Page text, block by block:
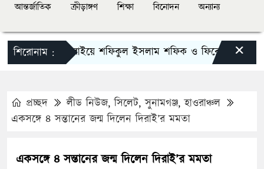
আন্তর্জাতিক ক্রীড়াঙ্গণ শিক্ষা বিনোদন অন্যান্য
শিরোনাম :দিরাইয়ে শফিকুল ইসলাম শফিক ও ফিরোজ খানকে×
প্রচ্ছদ লীড নিউজ,সিলেট,সুনামগঞ্জ,হাওরাঞ্চল
একসঙ্গে ৪ সন্তানের জন্ম দিলেন দিরাই’র মমতা
একসঙ্গে ৪ সন্তানের জন্ম দিলেন দিরাই’র মমতা